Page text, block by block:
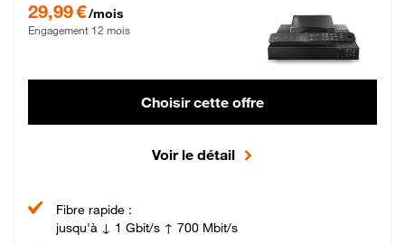
29,99 €/mois
Engagement 12 mois
Choisir cette offre
Voir le détail
Fibre rapide :
jusqu'à ↓ 1 Gbit/s ↑ 700 Mbit/s